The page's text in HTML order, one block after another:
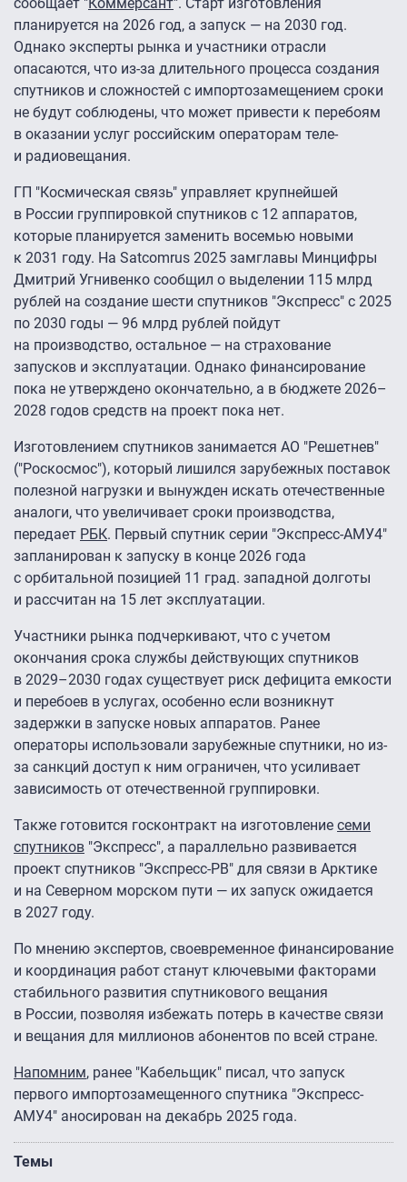
сообщает "Коммерсант". Старт изготовления
планируется на 2026 год, а запуск — на 2030 год.
Однако эксперты рынка и участники отрасли
опасаются, что из-за длительного процесса создания
спутников и сложностей с импортозамещением сроки
не будут соблюдены, что может привести к перебоям
в оказании услуг российским операторам теле-
и радиовещания.
ГП "Космическая связь" управляет крупнейшей
в России группировкой спутников с 12 аппаратов,
которые планируется заменить восемью новыми
к 2031 году. На Satcomrus 2025 замглавы Минцифры
Дмитрий Угнивенко сообщил о выделении 115 млрд
рублей на создание шести спутников "Экспресс" с 2025
по 2030 годы — 96 млрд рублей пойдут
на производство, остальное — на страхование
запусков и эксплуатации. Однако финансирование
пока не утверждено окончательно, а в бюджете 2026–
2028 годов средств на проект пока нет.
Изготовлением спутников занимается АО "Решетнев"
("Роскосмос"), который лишился зарубежных поставок
полезной нагрузки и вынужден искать отечественные
аналоги, что увеличивает сроки производства,
передает РБК. Первый спутник серии "Экспресс-АМУ4″
запланирован к запуску в конце 2026 года
с орбитальной позицией 11 град. западной долготы
и рассчитан на 15 лет эксплуатации.
Участники рынка подчеркивают, что с учетом
окончания срока службы действующих спутников
в 2029–2030 годах существует риск дефицита емкости
и перебоев в услугах, особенно если возникнут
задержки в запуске новых аппаратов. Ранее
операторы использовали зарубежные спутники, но из-
за санкций доступ к ним ограничен, что усиливает
зависимость от отечественной группировки.
Также готовится госконтракт на изготовление семи
спутников "Экспресс", а параллельно развивается
проект спутников "Экспресс-РВ" для связи в Арктике
и на Северном морском пути — их запуск ожидается
в 2027 году.
По мнению экспертов, своевременное финансирование
и координация работ станут ключевыми факторами
стабильного развития спутникового вещания
в России, позволяя избежать потерь в качестве связи
и вещания для миллионов абонентов по всей стране.
Напомним, ранее "Кабельщик" писал, что запуск
первого импортозамещенного спутника "Экспресс-
АМУ4″ аносирован на декабрь 2025 года.
Темы